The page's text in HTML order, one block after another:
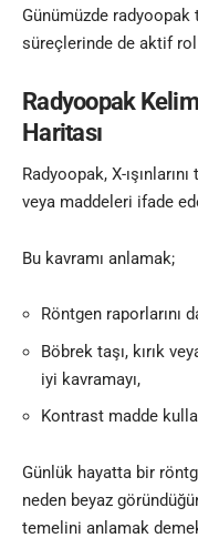
Günümüzde radyoopak
süreçlerinde de aktif rol
Radyoopak
Haritası
Radyoopak, X-
veya maddeleri ifade
Bu kavramı anlamak;
Röntgen raporlarını
Böbrek taşı, kırık
iyi kavramayı,
Kontrast madde
Günlük hayatta bir
neden beyaz
temelini anlamak